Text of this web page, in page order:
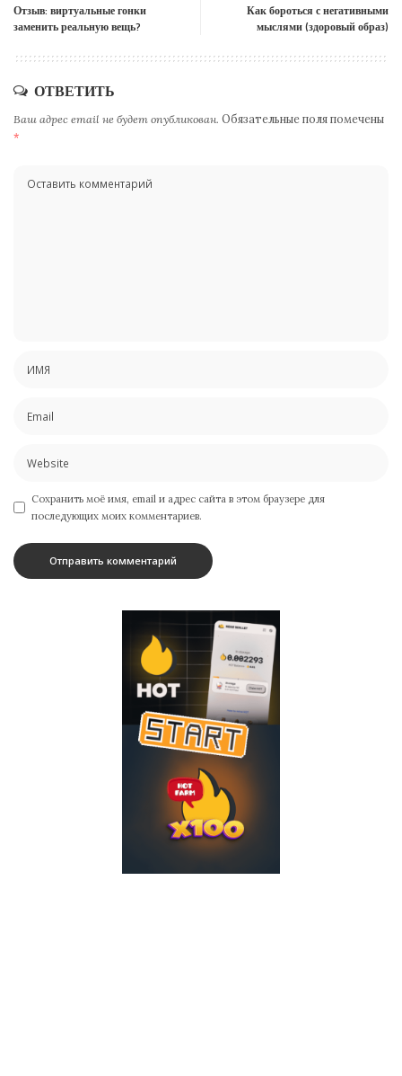
Отзыв: виртуальные гонки
заменить реальную вещь?
Как бороться с негативными
мыслями (здоровый образ)
ОТВЕТИТЬ
Ваш адрес email не будет опубликован. Обязательные поля помечены
*
Сохранить моё имя, email и адрес сайта в этом браузере для
последующих моих комментариев.